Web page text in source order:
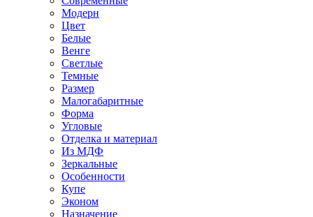
Модерн
Цвет
Белые
Венге
Светлые
Темные
Размер
Малогабаритные
Форма
Угловые
Отделка и материал
Из МДФ
Зеркальные
Особенности
Купе
Эконом
Назначение